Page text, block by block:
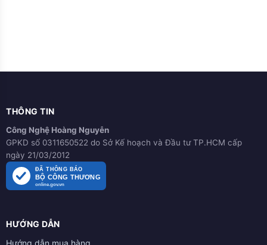
THÔNG TIN
Công Nghệ Hoàng Nguyễn
GPKD số 0311650522 do Sở Kế hoạch và Đầu tư TP.HCM cấp
ngày 21/03/2012
ĐÃ THÔNG BÁO
BỘ CÔNG THƯƠNG
online.gov.vn
HƯỚNG DẪN
Hướng dẫn mua hàng